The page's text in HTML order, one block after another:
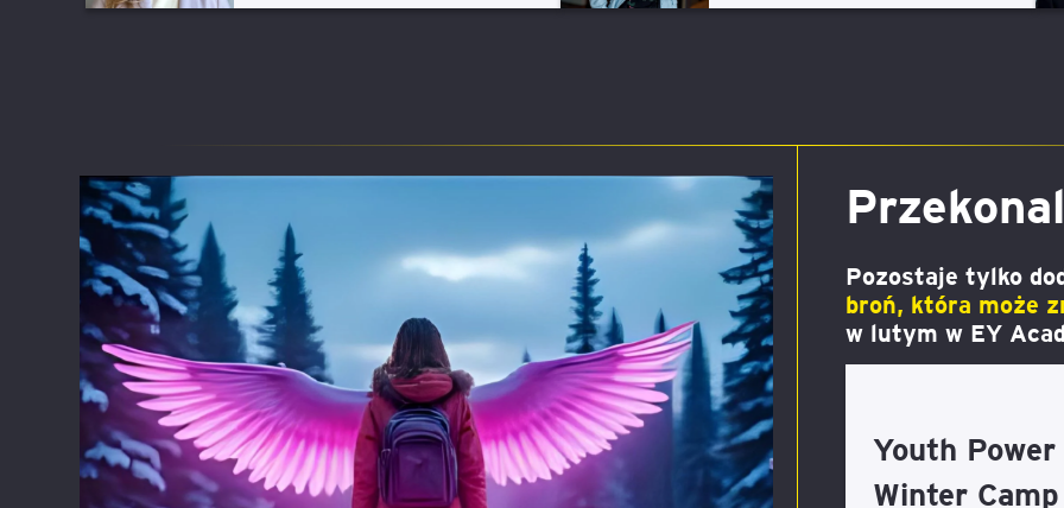
Pozostaje tylko
broń, która może
w lutym w EY
Youth
Winter Camp